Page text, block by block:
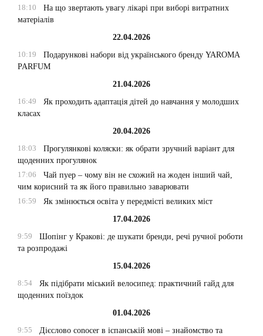
18:10
На що звертають увагу лікарі при виборі витратних
матеріалів
22.04.2026
10:19
Подарункові набори від українського бренду YAROMA
PARFUM
21.04.2026
16:49
Як проходить адаптація дітей до навчання у молодших
класах
20.04.2026
18:03
Прогулянкові коляски: як обрати зручний варіант для
щоденних прогулянок
17:06
Чай пуер – чому він не схожий на жоден інший чай,
чим корисний та як його правильно заварювати
16:59
Як змінюється освіта у передмісті великих міст
17.04.2026
9:59
Шопінг у Кракові: де шукати бренди, речі ручної роботи
та розпродажі
15.04.2026
8:54
Як підібрати міський велосипед: практичний гайд для
щоденних поїздок
01.04.2026
9:55
Дієслово conocer в іспанській мові – знайомство та